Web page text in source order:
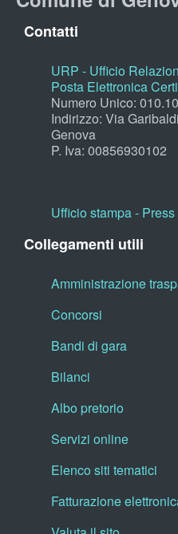
Contatti
URP - Ufficio
Posta Elettronica
Numero Unico:
Indirizzo: Via
Genova
P. Iva: 00856930102
Ufficio stampa -
Collegamenti utili
Amministrazione
Concorsi
Bandi di gara
Bilanci
Albo pretorio
Servizi online
Elenco siti tematici
Fatturazione